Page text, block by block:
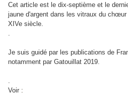
Cet article est le dix-septième et le
jaune d'argent dans les vitraux du
XIVe siècle.
.
Je suis guidé par les publications de
notamment par Gatouillat 2019.
.
Voir :